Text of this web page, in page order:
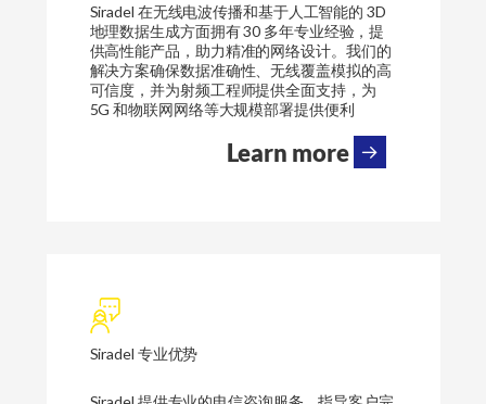
Siradel 在无线电波传播和基于人工智能的 3D
地理数据生成方面拥有 30 多年专业经验，提
供高性能产品，助力精准的网络设计。我们的
解决方案确保数据准确性、无线覆盖模拟的高
可信度，并为射频工程师提供全面支持，为
5G 和物联网网络等大规模部署提供便利
Learn more
Siradel 专业优势